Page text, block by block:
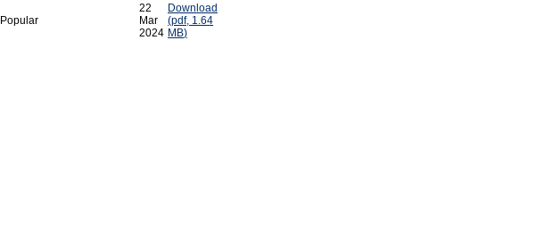
Popular
22
Mar
2024
Download
(pdf, 1.64
MB)